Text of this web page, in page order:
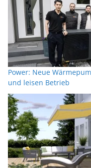
Power: Neue
und leisen Betrieb